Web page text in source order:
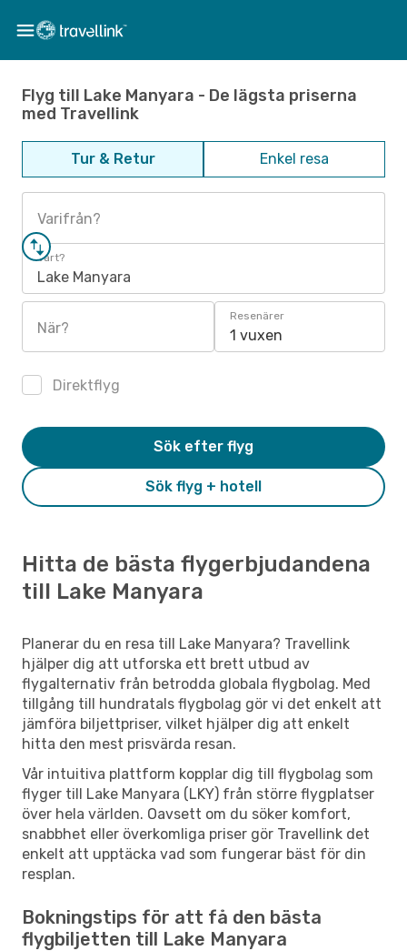
Flyg till Lake Manyara - De lägsta priserna
med Travellink
Tur & Retur Enkel resa
Varifrån?
Vart?
Lake Manyara
När?
Resenärer
1 vuxen
Direktflyg
Sök flyg + hotell
Sök efter flyg
Hitta de bästa flygerbjudandena
till Lake Manyara
Planerar du en resa till Lake Manyara? Travellink
hjälper dig att utforska ett brett utbud av
flygalternativ från betrodda globala flygbolag. Med
tillgång till hundratals flygbolag gör vi det enkelt att
jämföra biljettpriser, vilket hjälper dig att enkelt
hitta den mest prisvärda resan.
Vår intuitiva plattform kopplar dig till flygbolag som
flyger till Lake Manyara (LKY) från större flygplatser
över hela världen. Oavsett om du söker komfort,
snabbhet eller överkomliga priser gör Travellink det
enkelt att upptäcka vad som fungerar bäst för din
resplan.
Bokningstips för att få den bästa
flygbiljetten till Lake Manyara